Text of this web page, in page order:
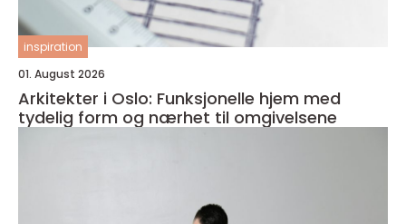
inspiration
01. August 2026
Arkitekter i Oslo: Funksjonelle hjem med
tydelig form og nærhet til omgivelsene